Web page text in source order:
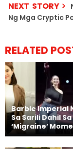
NEXT STORY
Ng Mga Cryptic
RELATED
Barbie Imperial
Sa Sarili Dahil Sa
‘Migraine’